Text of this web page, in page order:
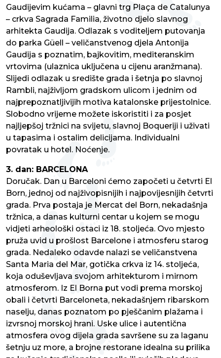
Gaudijevim kućama – glavni trg Plaça de Catalunya
– crkva Sagrada Familia, životno djelo slavnog
arhitekta Gaudija. Odlazak s voditeljem putovanja
do parka Güell – veličanstvenog djela Antonija
Gaudija s poznatim, bajkovitim, mediteranskim
vrtovima (ulaznica uključena u cijenu aranžmana).
Slijedi odlazak u središte grada i šetnja po slavnoj
Rambli, najživljom gradskom ulicom i jednim od
najprepoznatljivijih motiva katalonske prijestolnice.
Slobodno vrijeme možete iskoristiti i za posjet
najljepšoj tržnici na svijetu, slavnoj Boqueriji i uživati
u tapasima i ostalim delicijama. Individualni
povratak u hotel. Noćenje.
3. dan: BARCELONA
Doručak. Dan u Barceloni ćemo započeti u četvrti El
Born, jednoj od najživopisnijih i najpovijesnijih četvrti
grada. Prva postaja je Mercat del Born, nekadašnja
tržnica, a danas kulturni centar u kojem se mogu
vidjeti arheološki ostaci iz 18. stoljeća. Ovo mjesto
pruža uvid u prošlost Barcelone i atmosferu starog
grada. Nedaleko odavde nalazi se veličanstvena
Santa Maria del Mar, gotička crkva iz 14. stoljeća,
koja oduševljava svojom arhitekturom i mirnom
atmosferom. Iz El Borna put vodi prema morskoj
obali i četvrti Barceloneta, nekadašnjem ribarskom
naselju, danas poznatom po pješčanim plažama i
izvrsnoj morskoj hrani. Uske ulice i autentična
atmosfera ovog dijela grada savršene su za laganu
šetnju uz more, a brojne restorane idealna su prilika